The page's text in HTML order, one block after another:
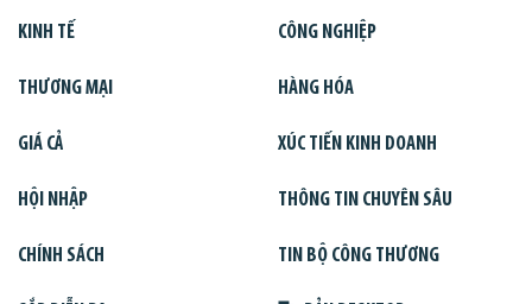
KINH TẾ CÔNG NGHIỆP
THƯƠNG MẠI HÀNG HÓA
GIÁ CẢ XÚC TIẾN KINH DOANH
HỘI NHẬP THÔNG TIN CHUYÊN SÂU
CHÍNH SÁCH TIN BỘ CÔNG THƯƠNG